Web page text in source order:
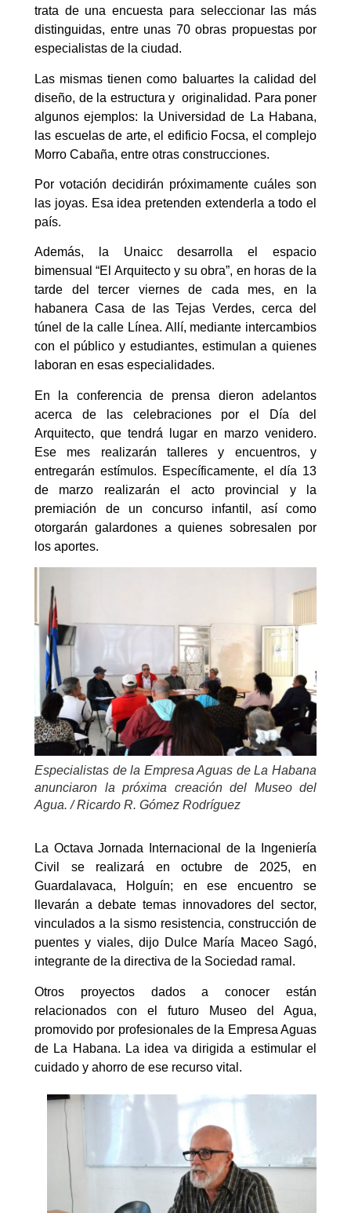
trata de una encuesta para seleccionar las más
distinguidas, entre unas 70 obras propuestas por
especialistas de la ciudad.
Las mismas tienen como baluartes la calidad del
diseño, de la estructura y originalidad. Para poner
algunos ejemplos: la Universidad de La Habana,
las escuelas de arte, el edificio Focsa, el complejo
Morro Cabaña, entre otras construcciones.
Por votación decidirán próximamente cuáles son
las joyas. Esa idea pretenden extenderla a todo el
país.
Además, la Unaicc desarrolla el espacio
bimensual “El Arquitecto y su obra”, en horas de la
tarde del tercer viernes de cada mes, en la
habanera Casa de las Tejas Verdes, cerca del
túnel de la calle Línea. Allí, mediante intercambios
con el público y estudiantes, estimulan a quienes
laboran en esas especialidades.
En la conferencia de prensa dieron adelantos
acerca de las celebraciones por el Día del
Arquitecto, que tendrá lugar en marzo venidero.
Ese mes realizarán talleres y encuentros, y
entregarán estímulos. Específicamente, el día 13
de marzo realizarán el acto provincial y la
premiación de un concurso infantil, así como
otorgarán galardones a quienes sobresalen por
los aportes.
Especialistas de la Empresa Aguas de La Habana
anunciaron la próxima creación del Museo del
Agua. / Ricardo R. Gómez Rodríguez
La Octava Jornada Internacional de la Ingeniería
Civil se realizará en octubre de 2025, en
Guardalavaca, Holguín; en ese encuentro se
llevarán a debate temas innovadores del sector,
vinculados a la sismo resistencia, construcción de
puentes y viales, dijo Dulce María Maceo Sagó,
integrante de la directiva de la Sociedad ramal.
Otros proyectos dados a conocer están
relacionados con el futuro Museo del Agua,
promovido por profesionales de la Empresa Aguas
de La Habana. La idea va dirigida a estimular el
cuidado y ahorro de ese recurso vital.